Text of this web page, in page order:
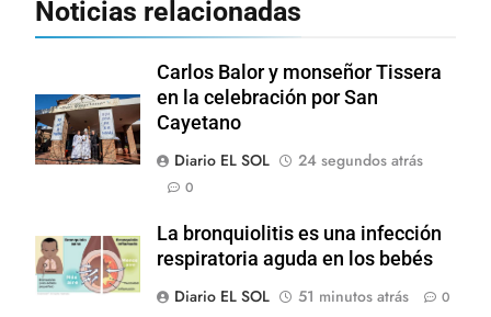
Noticias relacionadas
Carlos Balor y monseñor Tissera
en la celebración por San
Cayetano
Diario EL SOL
24 segundos atrás
0
La bronquiolitis es una infección
respiratoria aguda en los bebés
Diario EL SOL
51 minutos atrás 0